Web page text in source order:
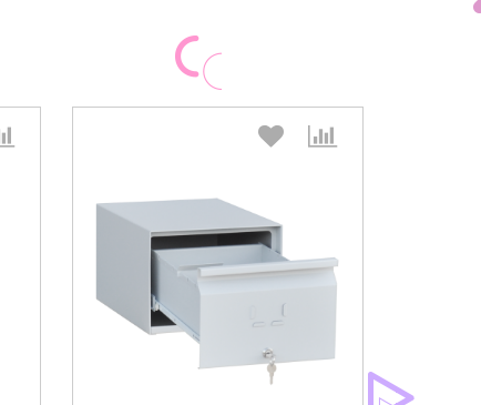
Выберите количество:
Отмена